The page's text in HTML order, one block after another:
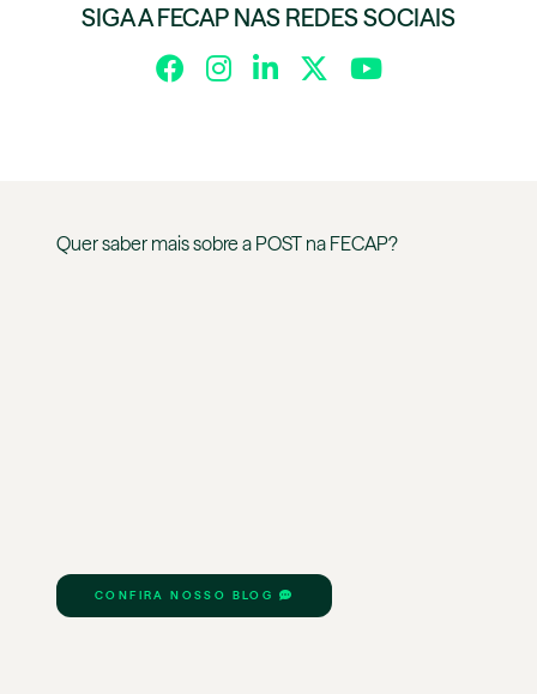
SIGA A FECAP NAS REDES SOCIAIS
Quer saber mais sobre a POST na FECAP?
CONFIRA NOSSO BLOG